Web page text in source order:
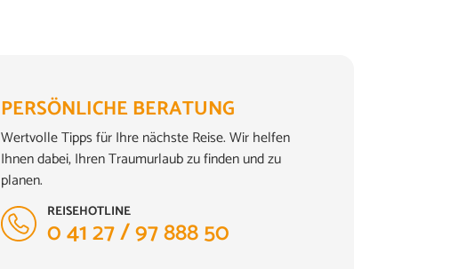
PERSÖNLICHE BERATUNG
Wertvolle Tipps für Ihre nächste Reise. Wir helfen
Ihnen dabei, Ihren Traumurlaub zu finden und zu
planen.
REISEHOTLINE
0 41 27 / 97 888 50